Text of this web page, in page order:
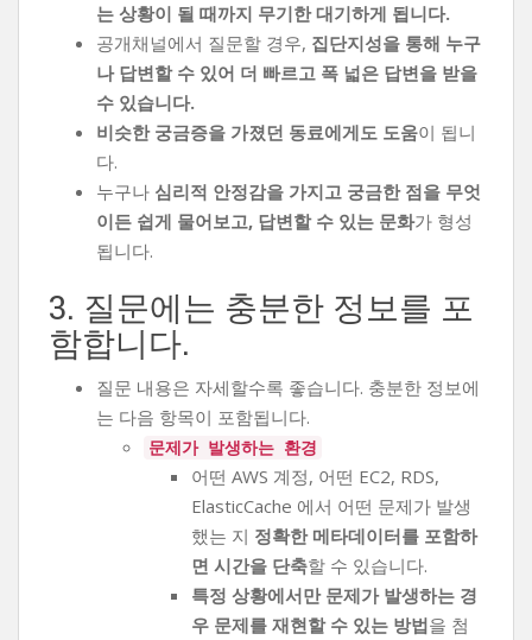
는 상황이 될 때까지 무기한 대기하게 됩니다.
공개채널에서 질문할 경우, 집단지성을 통해 누구
나 답변할 수 있어 더 빠르고 폭 넓은 답변을 받을
수 있습니다.
비슷한 궁금증을 가졌던 동료에게도 도움이 됩니
다.
누구나 심리적 안정감을 가지고 궁금한 점을 무엇
이든 쉽게 물어보고, 답변할 수 있는 문화가 형성
됩니다.
3. 질문에는 충분한 정보를 포
함합니다.
질문 내용은 자세할수록 좋습니다. 충분한 정보에
는 다음 항목이 포함됩니다.
문제가 발생하는 환경
어떤 AWS 계정, 어떤 EC2, RDS,
ElasticCache 에서 어떤 문제가 발생
했는 지 정확한 메타데이터를 포함하
면 시간을 단축할 수 있습니다.
특정 상황에서만 문제가 발생하는 경
우 문제를 재현할 수 있는 방법을 첨